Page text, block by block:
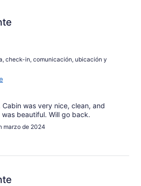
check-in, comunicación, ubicación y
Cabin was very nice, clean, and
beautiful. Will go back.
marzo de 2024